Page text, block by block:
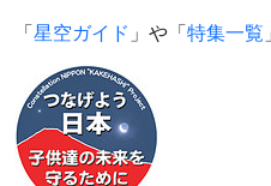
「星空ガイド 」や「特集一覧